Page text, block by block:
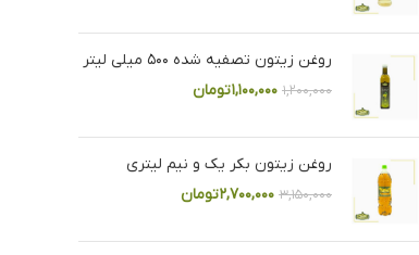
روغن زیتون تصفیه شده ۵۰۰ میلی لیتر
۱,۲۰۰,۰۰۰ ۱,۱۰۰,۰۰۰تومان
روغن زیتون بکر یک و نیم لیتری
۳,۱۵۰,۰۰۰ ۲,۷۰۰,۰۰۰تومان